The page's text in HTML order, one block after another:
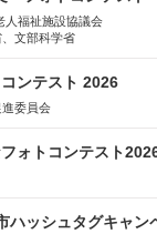
人福祉施設協議会
文部科学省
ンテスト 2026
委員会
ォトコンテスト
ハッシュタグキャ